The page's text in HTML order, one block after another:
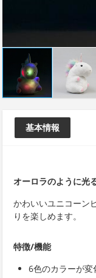
基本情報
オーロラのように光
かわいいユニコーン
りを楽しめます。
特徴/機能
6色のカラーが変